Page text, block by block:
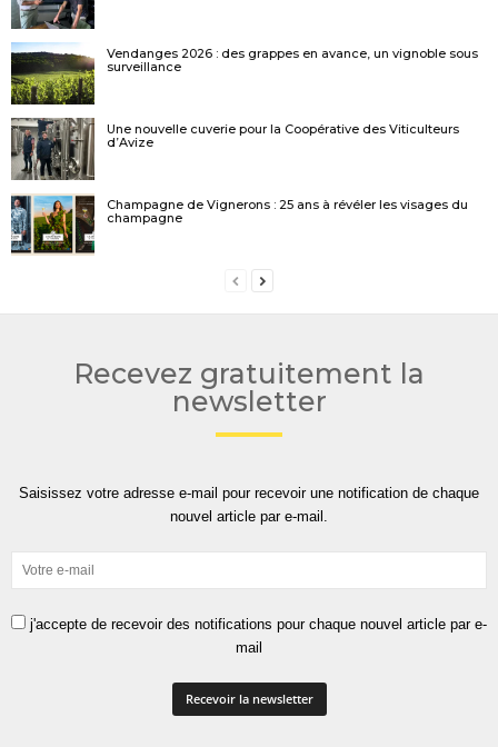
Vendanges 2026 : des grappes en avance, un vignoble sous
surveillance
Une nouvelle cuverie pour la Coopérative des Viticulteurs
d’Avize
Champagne de Vignerons : 25 ans à révéler les visages du
champagne
Recevez gratuitement la
newsletter
Saisissez votre adresse e-mail pour recevoir une notification de chaque
nouvel article par e-mail.
j'accepte de recevoir des notifications pour chaque nouvel article par e-
mail